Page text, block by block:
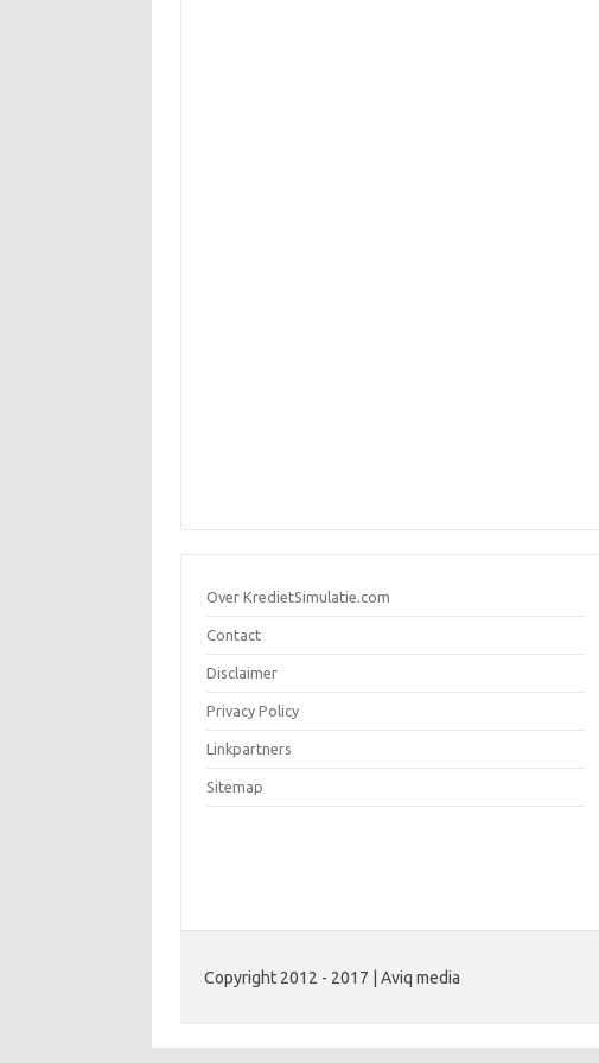
Over KredietSimulatie.com
Contact
Disclaimer
Privacy Policy
Linkpartners
Sitemap
Copyright 2012 - 2017 | Aviq media